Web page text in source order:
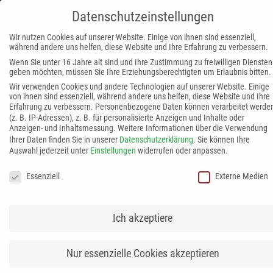
MENÜ
DATENSCHUTZ DISCLAIMER IMPRESSUM
ZEHN JAHRE DANACH: WARUM DAVID
EIN GLÜCKLICHER MENSCH IST
08. September 2017 Zurück zur Artikelübersicht
Datenschutzeinstellungen
Wir nutzen Cookies auf unserer Website. Einige von ihnen sind essenziell,
während andere uns helfen, diese Website und Ihre Erfahrung zu verbessern.
Wenn Sie unter 16 Jahre alt sind und Ihre Zustimmung zu freiwilligen Diensten
geben möchten, müssen Sie Ihre Erziehungsberechtigten um Erlaubnis bitten.
Wir verwenden Cookies und andere Technologien auf unserer Website. Einige
von ihnen sind essenziell, während andere uns helfen, diese Website und Ihre
Erfahrung zu verbessern. Personenbezogene Daten können verarbeitet
(z. B. IP-Adressen), z. B. für personalisierte Anzeigen und Inhalte oder
Anzeigen- und Inhaltsmessung. Weitere Informationen über die Verwendung
Ihrer Daten finden Sie in unserer Datenschutzerklärung. Sie können Ihre
Auswahl jederzeit unter Einstellungen widerrufen oder anpassen.
Essenziell
Externe Medien
Ich akzeptiere
Nur essenzielle Cookies akzeptieren